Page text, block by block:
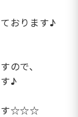
おります♪
ので、
♪
す☆☆☆